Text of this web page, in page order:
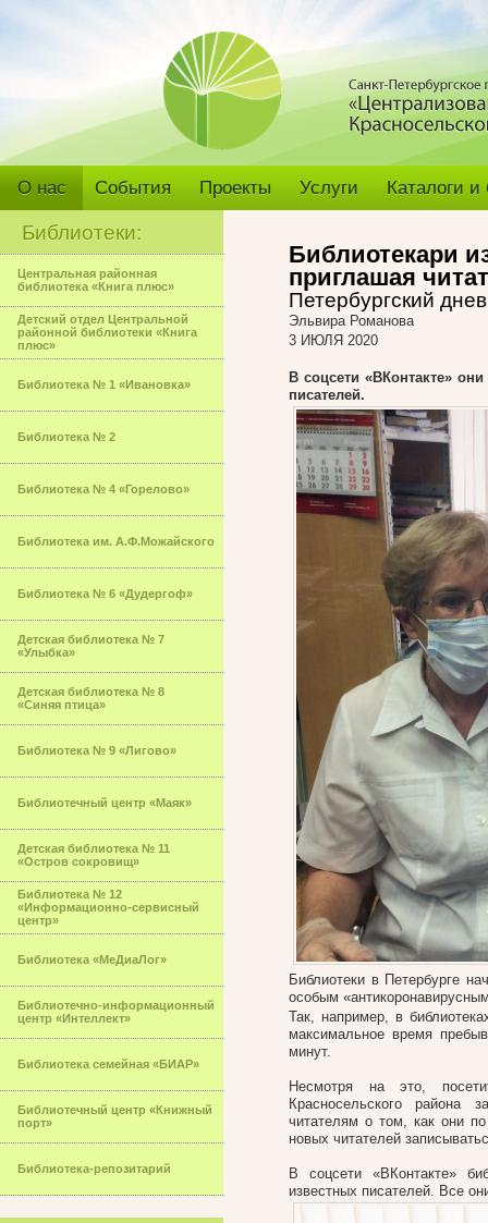
О нас События Проекты Услуги Каталоги
Библиотеки:
Центральная районная
библиотека «Книга плюс»
Детский отдел Центральной
районной библиотеки «Книга
плюс»
Библиотека № 1 «Ивановка»
Библиотека № 2
Библиотека № 4 «Горелово»
Библиотека им. А.Ф.Можайского
Библиотека № 6 «Дудергоф»
Детская библиотека № 7
«Улыбка»
Детская библиотека № 8
«Синяя птица»
Библиотека № 9 «Лигово»
Библиотечный центр «Маяк»
Детская библиотека № 11
«Остров сокровищ»
Библиотека № 12
«Информационно-сервисный
центр»
Библиотека «МеДиаЛог»
Библиотечно-информационный
центр «Интеллект»
Библиотека семейная «БИАР»
Библиотечный центр «Книжный
порт»
Библиотека-репозитарий
Библиотекари
приглашая
Петербургский
Эльвира Романова
3 ИЮЛЯ 2020
В соцсети «ВКонтакте»
писателей.
Библиотеки в Петербурге
особым
Так, например, в
максимальное время
минут.
Несмотря на это,
Красносельского района
читателям о том, как они
новых читателей
В соцсети «ВКонтакте»
известных писателей. Все